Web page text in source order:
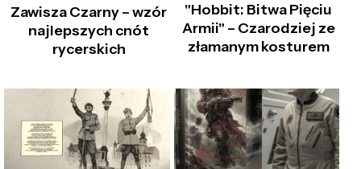
Zawisza Czarny – wzór
najlepszych cnót
rycerskich
"Hobbit: Bitwa Pięciu
Armii" – Czarodziej ze
złamanym kosturem